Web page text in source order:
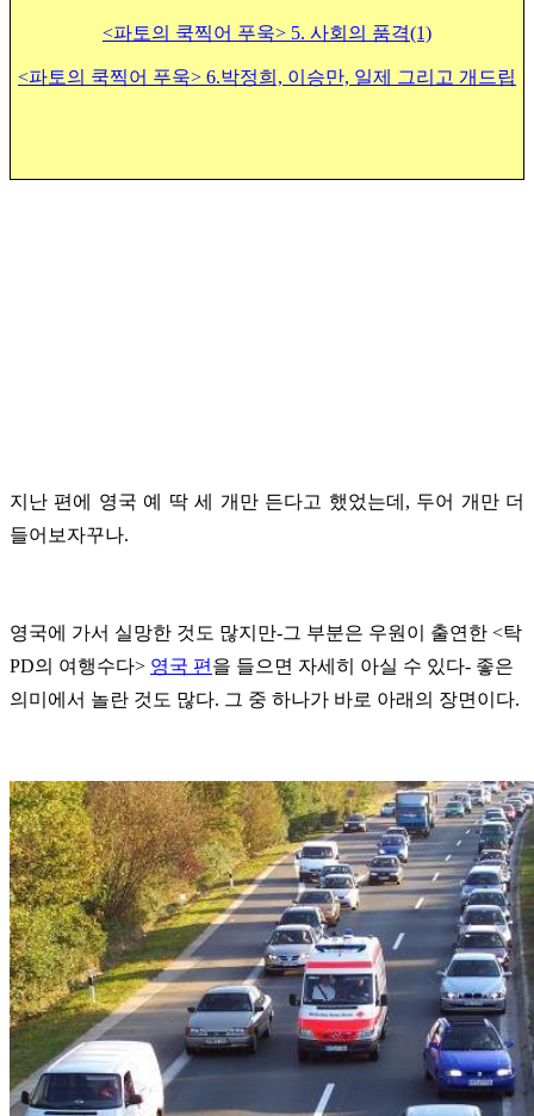
<파토의 쿡찍어 푸욱> 5. 사회의 품격(1)
<파토의 쿡찍어 푸욱> 6.박정희, 이승만, 일제 그리고 개드립
지난 편에 영국 예 딱 세 개만 든다고 했었는데, 두어 개만 더
들어보자꾸나.
영국에 가서 실망한 것도 많지만-그 부분은 우원이 출연한 <탁
PD의 여행수다> 영국 편 을 들으면 자세히 아실 수 있다- 좋은
의미에서 놀란 것도 많다. 그 중 하나가 바로 아래의 장면이다.